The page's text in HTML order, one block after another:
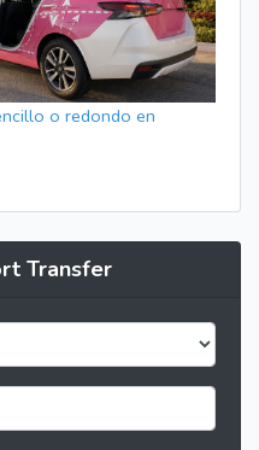
o redondo en
Transfer